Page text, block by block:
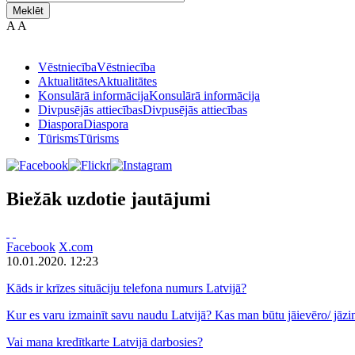
Meklēt
A A
VēstniecībaVēstniecība
AktualitātesAktualitātes
Konsulārā informācijaKonsulārā informācija
Divpusējās attiecībasDivpusējās attiecības
DiasporaDiaspora
TūrismsTūrisms
Biežāk uzdotie jautājumi
Facebook X.com
10.01.2020. 12:23
Kāds ir krīzes situāciju telefona numurs Latvijā?
Kur es varu izmainīt savu naudu Latvijā? Kas man būtu jāievēro/
Vai mana kredītkarte Latvijā darbosies?